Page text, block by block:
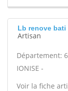
Lb renove bati
Artisan
Département:
IONISE -
Voir la fiche